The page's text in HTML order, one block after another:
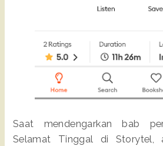
Saat mendengarkan bab
Selamat Tinggal di Storytel,